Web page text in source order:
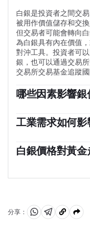
白銀是投資者之間交
被用作價值儲存和交
但交易者可能會轉向
為白銀具有內在價值
對沖工具。投資者可
銀，也可以通過交易
交易所交易基金追蹤
哪些因素影響銀
濟深度衰退的擔憂，
漲，盡管其上漲幅度
（USD）的表現，因
金豐富得多）和回收
工業需求如何影
為它是所有金屬中導
高。需求的激增可能
動：對於美國，尤其
白銀價格對黃
也會隨之上漲，因為
者可能認為高比率是
標。相反，較低的比
分享：
分 分 複